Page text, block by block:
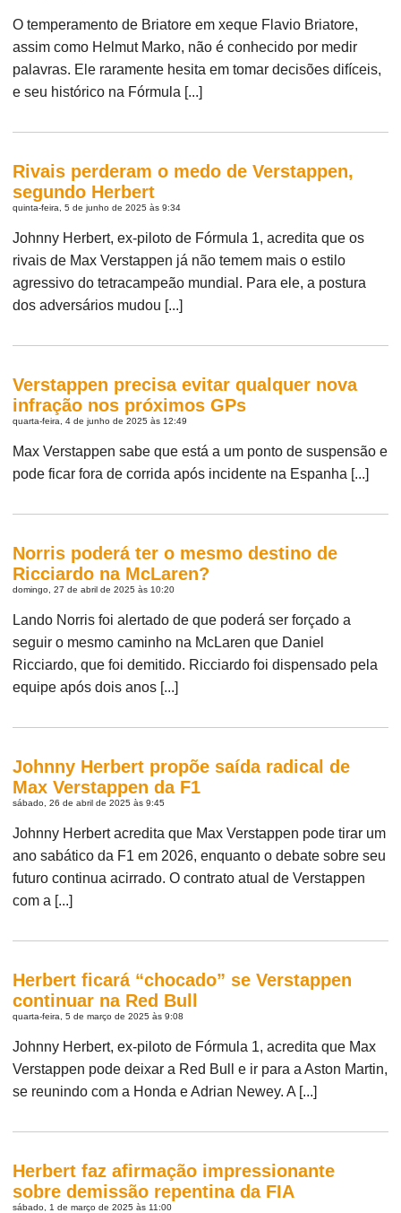
O temperamento de Briatore em xeque Flavio Briatore,
assim como Helmut Marko, não é conhecido por medir
palavras. Ele raramente hesita em tomar decisões difíceis,
e seu histórico na Fórmula [...]
Rivais perderam o medo de Verstappen,
segundo Herbert
quinta-feira, 5 de junho de 2025 às 9:34
Johnny Herbert, ex-piloto de Fórmula 1, acredita que os
rivais de Max Verstappen já não temem mais o estilo
agressivo do tetracampeão mundial. Para ele, a postura
dos adversários mudou [...]
Verstappen precisa evitar qualquer nova
infração nos próximos GPs
quarta-feira, 4 de junho de 2025 às 12:49
Max Verstappen sabe que está a um ponto de suspensão e
pode ficar fora de corrida após incidente na Espanha [...]
Norris poderá ter o mesmo destino de
Ricciardo na McLaren?
domingo, 27 de abril de 2025 às 10:20
Lando Norris foi alertado de que poderá ser forçado a
seguir o mesmo caminho na McLaren que Daniel
Ricciardo, que foi demitido. Ricciardo foi dispensado pela
equipe após dois anos [...]
Johnny Herbert propõe saída radical de
Max Verstappen da F1
sábado, 26 de abril de 2025 às 9:45
Johnny Herbert acredita que Max Verstappen pode tirar um
ano sabático da F1 em 2026, enquanto o debate sobre seu
futuro continua acirrado. O contrato atual de Verstappen
com a [...]
Herbert ficará “chocado” se Verstappen
continuar na Red Bull
quarta-feira, 5 de março de 2025 às 9:08
Johnny Herbert, ex-piloto de Fórmula 1, acredita que Max
Verstappen pode deixar a Red Bull e ir para a Aston Martin,
se reunindo com a Honda e Adrian Newey. A [...]
Herbert faz afirmação impressionante
sobre demissão repentina da FIA
sábado, 1 de março de 2025 às 11:00